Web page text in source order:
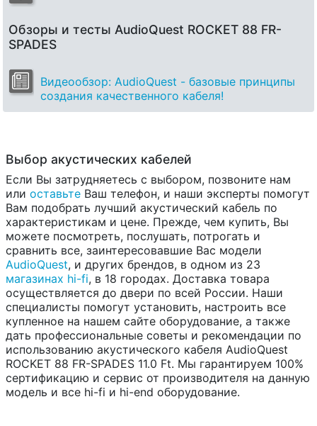
Обзоры и тесты AudioQuest ROCKET 88 FR-
SPADES
Видеообзор: AudioQuest - базовые принципы
создания качественного кабеля!
Выбор акустических кабелей
Если Вы затрудняетесь с выбором, позвоните нам
или оставьте Ваш телефон, и наши эксперты помогут
Вам подобрать лучший акустический кабель по
характеристикам и цене. Прежде, чем купить, Вы
можете посмотреть, послушать, потрогать и
сравнить все, заинтересовавшие Вас модели
AudioQuest, и других брендов, в одном из 23
магазинах hi-fi, в 18 городах. Доставка товара
осуществляется до двери по всей России. Наши
специалисты помогут установить, настроить все
купленное на нашем сайте оборудование, а также
дать профессиональные советы и рекомендации по
использованию акустического кабеля AudioQuest
ROCKET 88 FR-SPADES 11.0 Ft. Мы гарантируем 100%
сертификацию и сервис от производителя на данную
модель и все hi-fi и hi-end оборудование.